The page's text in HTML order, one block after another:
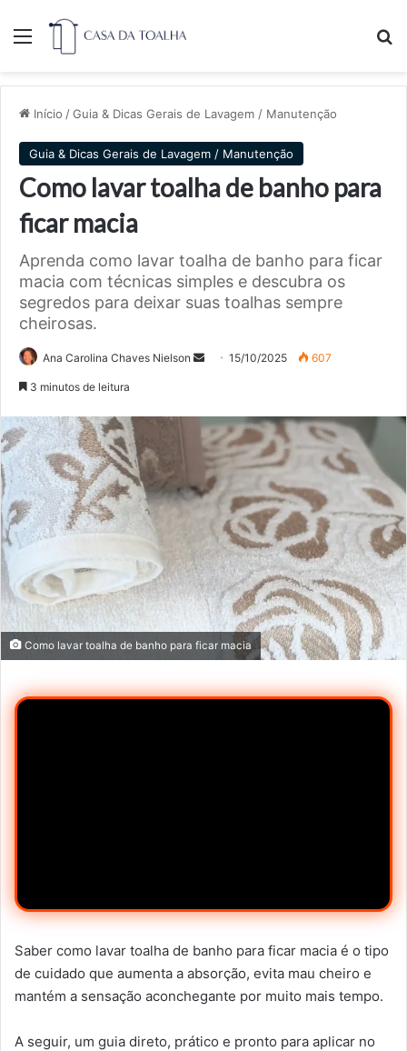
Menu
Início /Guia & Dicas Gerais de Lavagem / Manutenção
Guia & Dicas Gerais de Lavagem / Manutenção
Como lavar toalha de banho para
ficar macia
Aprenda como lavar toalha de banho para ficar
macia com técnicas simples e descubra os
segredos para deixar suas toalhas sempre
cheirosas.
Ana Carolina Chaves Nielson
Mande15/10/2025 607
3 minutos de leitura
Como lavar toalha de banho para ficar macia
Saber como lavar toalha de banho para ficar macia é o tipo
de cuidado que aumenta a absorção, evita mau cheiro e
mantém a sensação aconchegante por muito mais tempo.
A seguir, um guia direto, prático e pronto para aplicar no